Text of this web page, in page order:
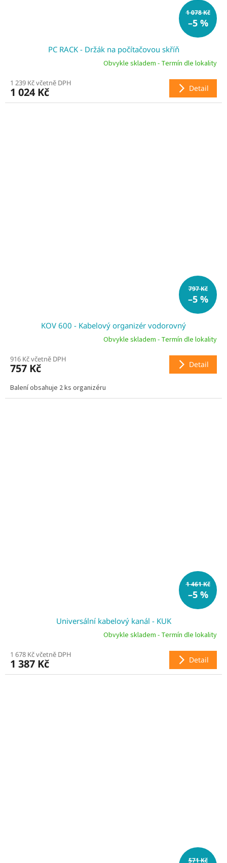
1 078 Kč
–5 %
PC RACK - Držák na počítačovou skříň
Obvykle skladem - Termín dle lokality
1 239 Kč včetně DPH
1 024 Kč Detail
797 Kč
–5 %
KOV 600 - Kabelový organizér vodorovný
Obvykle skladem - Termín dle lokality
916 Kč včetně DPH
757 Kč Detail
Balení obsahuje 2 ks organizéru
1 461 Kč
–5 %
Universální kabelový kanál - KUK
Obvykle skladem - Termín dle lokality
1 678 Kč včetně DPH
1 387 Kč Detail
571 Kč